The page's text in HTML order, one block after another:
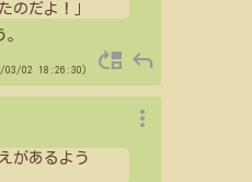
のだよ！」
03/02 18:26:30） move_up reply
があるよう
more_vert